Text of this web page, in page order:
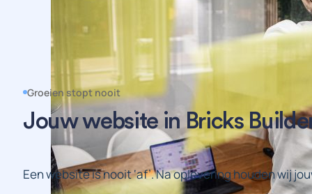
Groeien stopt nooit
Jouw website in Bricks
Een website is nooit ‘af’. Na oplevering houden wij